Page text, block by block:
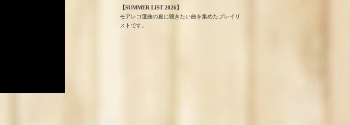
【SUMMER LIST 2026】
モアレコ選曲の夏に聴きたい曲を集めたプレイリ
ストです。